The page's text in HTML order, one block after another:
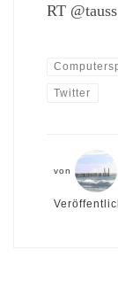
RT @tauss
Twitter
von